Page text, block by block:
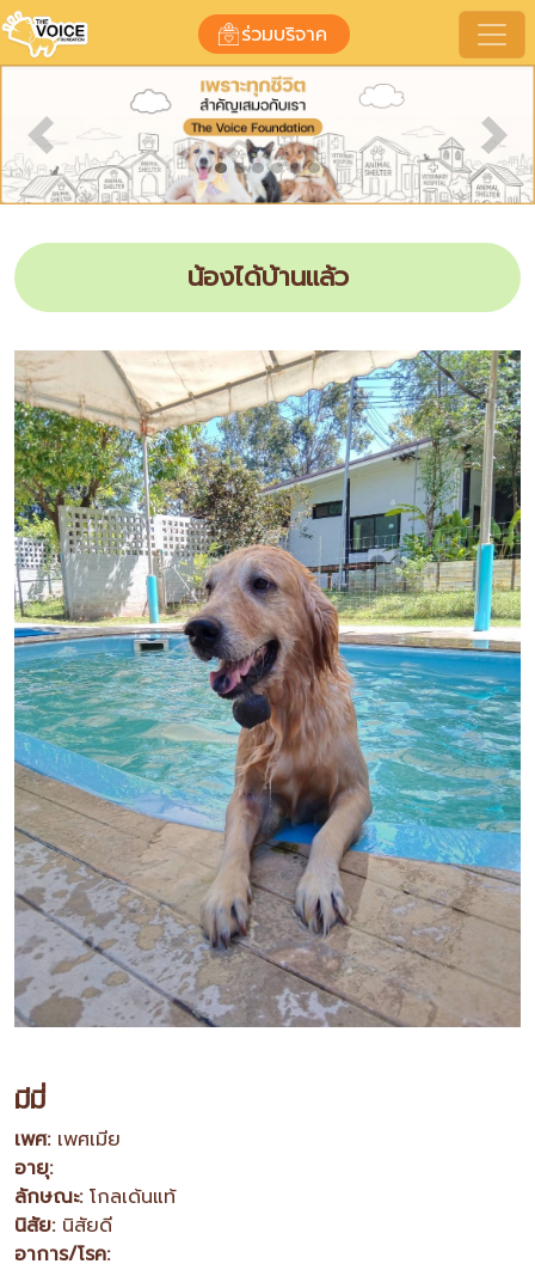
ร่วมบริจาค
Previous
น้องได้บ้านแล้ว
มีมี่
เพศ: เพศเมีย
อายุ:
ลักษณะ: โกลเด้นแท้
นิสัย: นิสัยดี
อาการ/โรค: